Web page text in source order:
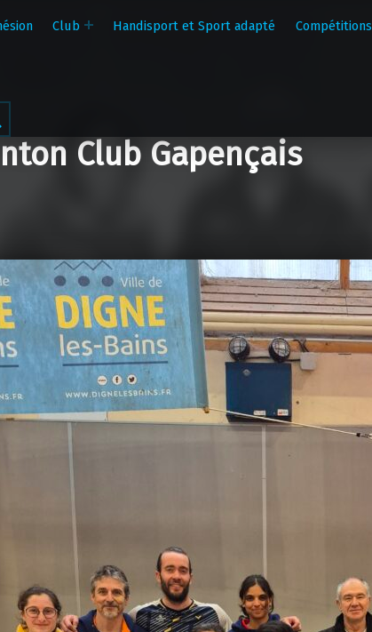
Club Handisport et Sport adapté Compétitions
Club Gapençais